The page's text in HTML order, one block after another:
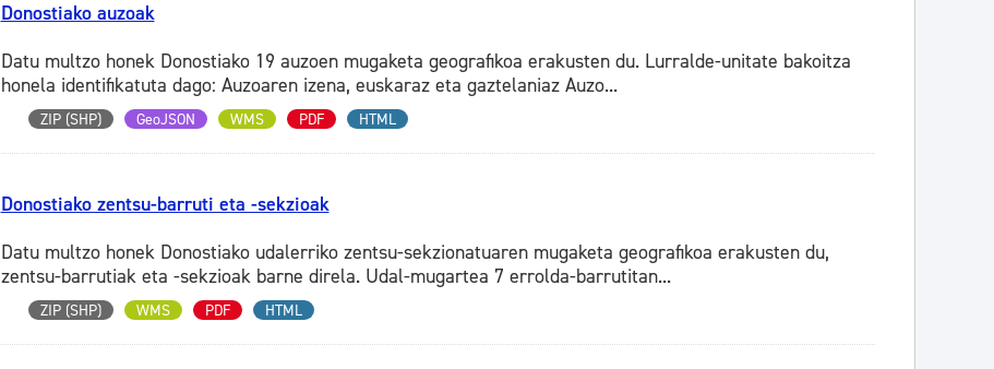
Donostiako auzoak
Datu multzo honek Donostiako 19 auzoen mugaketa geografikoa erakusten du. Lurralde-unitate bakoitza
honela identifikatuta dago: Auzoaren izena, euskaraz eta gaztelaniaz Auzo...
ZIP (SHP) GeoJSON WMS PDF HTML
Donostiako zentsu-barruti eta -sekzioak
Datu multzo honek Donostiako udalerriko zentsu-sekzionatuaren mugaketa geografikoa erakusten du,
zentsu-barrutiak eta -sekzioak barne direla. Udal-mugartea 7 errolda-barrutitan...
ZIP (SHP) WMS PDF HTML